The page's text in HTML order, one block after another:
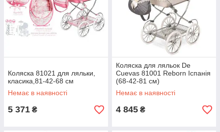
Коляска 81021 для ляльки,
класика,81-42-68 см
Немає в наявності
5 371 ₴
Коляска для ляльок De
Cuevas 81001 Reborn Іспанія
(68-42-81 см)
Немає в наявності
4 845 ₴